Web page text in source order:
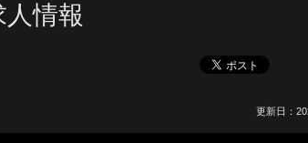
人情報
更新日：